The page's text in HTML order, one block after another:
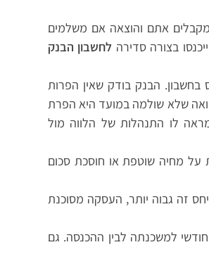
אתם והוצאה אם משלמים
בצורה סדירה לחשבון הבנק
הבנק בודק שאין הפרות
שלא שולמה במועד היא הפרת
לו התנהלות של הלווה מול
מחיה שוטפת או חוסכת סכום
זה גבוה יותר, העסקה מסוכנת
למשכנתה לבין ההכנסה. גם